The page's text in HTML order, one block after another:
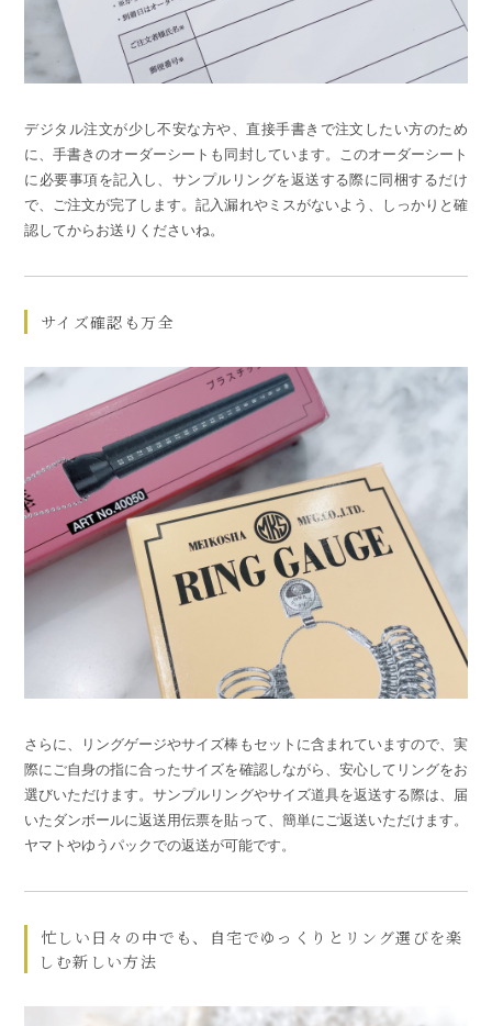
デジタル注文が少し不安な方や、直接手書きで注文したい方のため
に、手書きのオーダーシートも同封しています。このオーダーシート
に必要事項を記入し、サンプルリングを返送する際に同梱するだけ
で、ご注文が完了します。記入漏れやミスがないよう、しっかりと確
認してからお送りくださいね。
サイズ確認も万全
さらに、リングゲージやサイズ棒もセットに含まれていますので、実
際にご自身の指に合ったサイズを確認しながら、安心してリングをお
選びいただけます。サンプルリングやサイズ道具を返送する際は、届
いたダンボールに返送用伝票を貼って、簡単にご返送いただけます。
ヤマトやゆうパックでの返送が可能です。
忙しい日々の中でも、自宅でゆっくりとリング選びを楽
しむ新しい方法